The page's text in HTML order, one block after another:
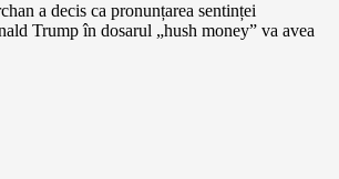
a decis ca pronunțarea sentinței
Trump în dosarul „hush money” va avea